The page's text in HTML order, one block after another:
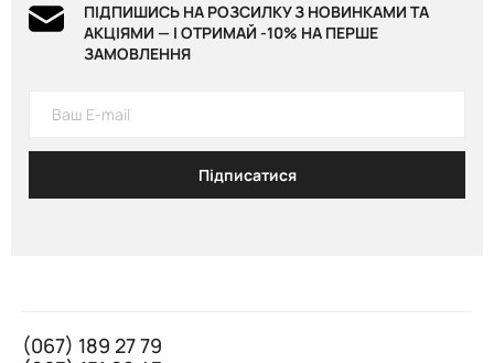
ПІДПИШИСЬ НА РОЗСИЛКУ З НОВИНКАМИ ТА
АКЦІЯМИ — І ОТРИМАЙ -10% НА ПЕРШЕ
ЗАМОВЛЕННЯ
Підписатися
(067) 189 27 79